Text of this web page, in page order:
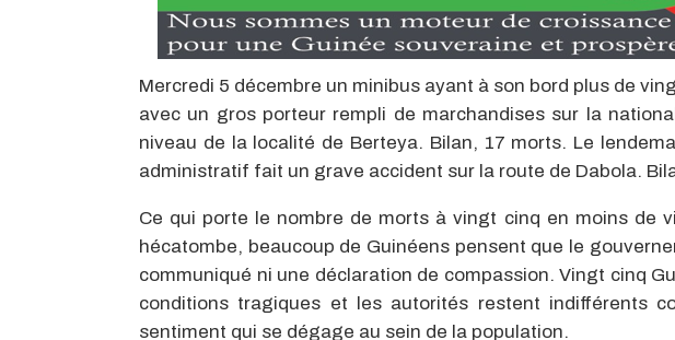
Mercredi 5 décembre un minibus ayant à son bord plus de
avec un gros porteur rempli de marchandises sur la
niveau de la localité de Berteya. Bilan, 17 morts. Le
administratif fait un grave accident sur la route de Dabola.
Ce qui porte le nombre de morts à vingt cinq en moins de
hécatombe, beaucoup de Guinéens pensent que le
communiqué ni une déclaration de compassion. Vingt cinq
conditions tragiques et les autorités restent indifférents
sentiment qui se dégage au sein de la population.